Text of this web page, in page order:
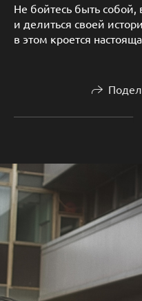
Не бойтесь быть
и делиться своей
в этом кроется